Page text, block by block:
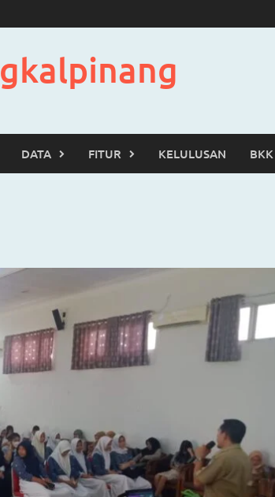
DATA FITUR KELULUSAN BKK